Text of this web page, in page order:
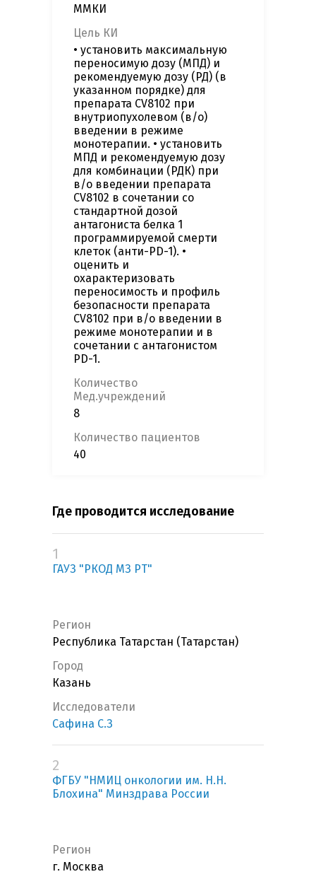
ММКИ
Цель КИ
• установить максимальную
переносимую дозу (МПД) и
рекомендуемую дозу (РД) (в
указанном порядке) для
препарата CV8102 при
внутриопухолевом (в/о)
введении в режиме
монотерапии. • установить
МПД и рекомендуемую дозу
для комбинации (РДК) при
в/о введении препарата
CV8102 в сочетании со
стандартной дозой
антагониста белка 1
программируемой смерти
клеток (анти-PD-1). •
оценить и
охарактеризовать
переносимость и профиль
безопасности препарата
CV8102 при в/о введении в
режиме монотерапии и в
сочетании с антагонистом
PD-1.
Количество
Мед.учреждений
8
Количество пациентов
40
Где проводится исследование
1
ГАУЗ "РКОД МЗ РТ"
Регион
Республика Татарстан (Татарстан)
Город
Казань
Исследователи
Сафина С.З
2
ФГБУ "НМИЦ онкологии им. Н.Н.
Блохина" Минздрава России
Регион
г. Москва